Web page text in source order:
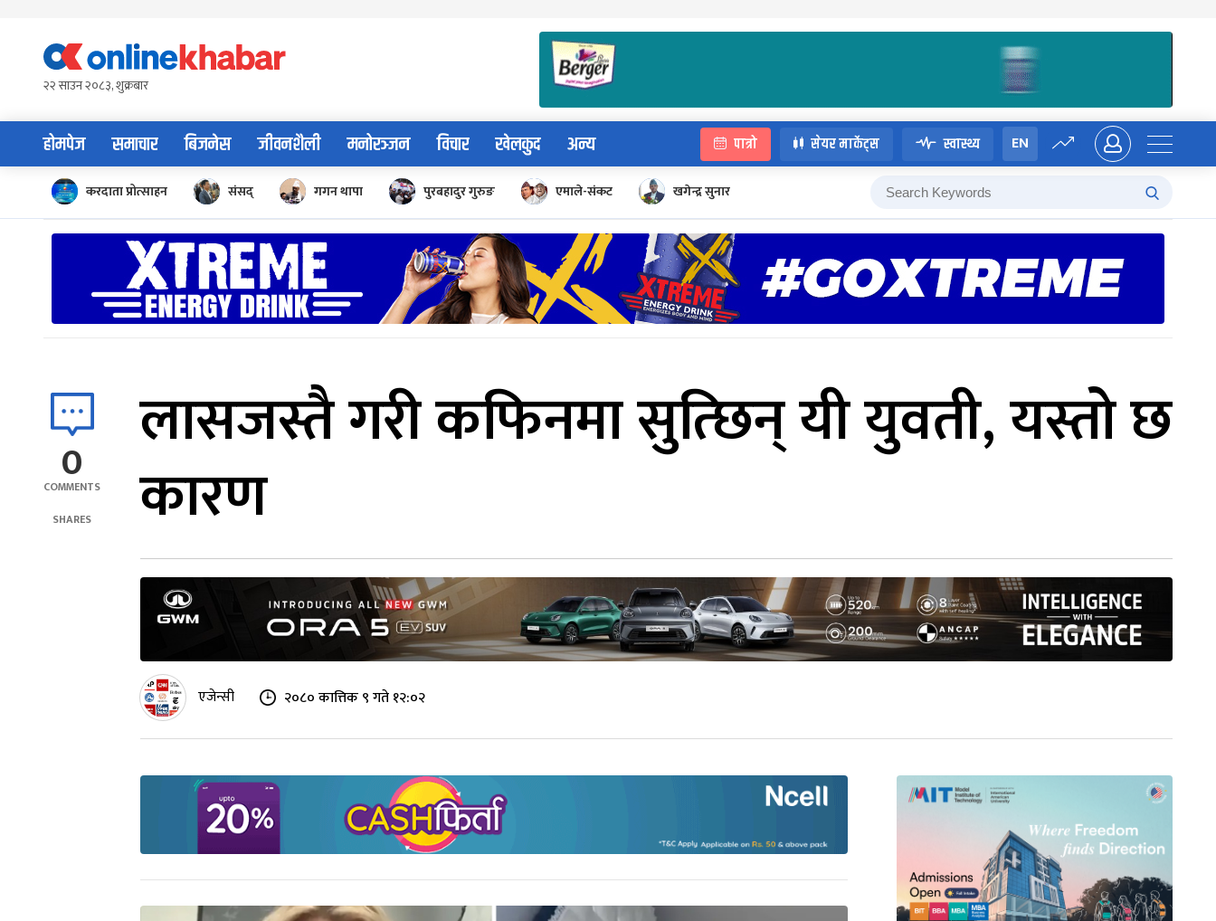
content२२ साउन २०८३, शुक्रबार
होमपेज समाचार बिजनेस जीवनशैली मनोरञ्जन विचार खेलकुद अन्य पात्रो सेयर मार्केट्स स्वास्थ्य EN
करदाता प्रोत्साहन संसद् गगन थापा पुरबहादुर गुरुङ एमाले-संकट खगेन्द्र सुनार
0
COMMENTS
SHARES
लासजस्तै गरी कफिनमा सुत्छिन् यी युवती, यस्तो छ
कारण
एजेन्सी २०८० कात्तिक ९ गते १२:०२